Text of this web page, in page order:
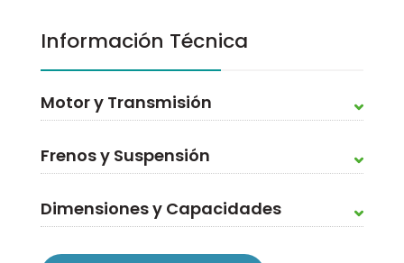
Información Técnica
Motor y Transmisión
Frenos y Suspensión
Dimensiones y Capacidades